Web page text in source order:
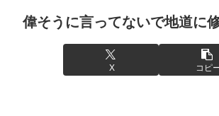
偉そうに言ってないで地道に
X コピ